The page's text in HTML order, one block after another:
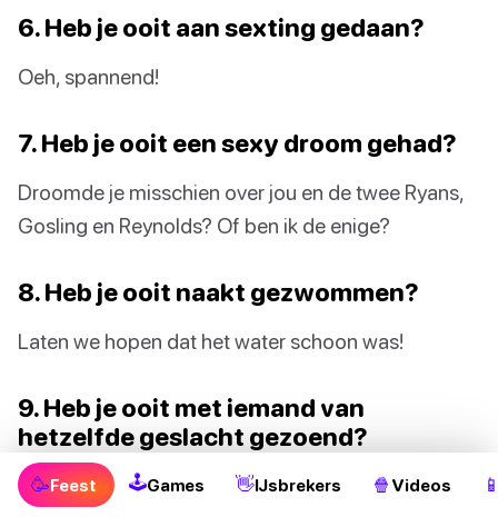
6. Heb je ooit aan sexting gedaan?
Oeh, spannend!
7. Heb je ooit een sexy droom gehad?
Droomde je misschien over jou en de twee Ryans,
Gosling en Reynolds? Of ben ik de enige?
8. Heb je ooit naakt gezwommen?
Laten we hopen dat het water schoon was!
9. Heb je ooit met iemand van
hetzelfde geslacht gezoend?
Eens kijken, wie kust er nu eigenlijk beter?
🥳Feest 🕹Games 👋IJsbrekers 🍿 Videos